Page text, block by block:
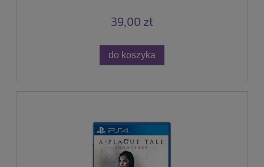
39,00 zł
do koszyka